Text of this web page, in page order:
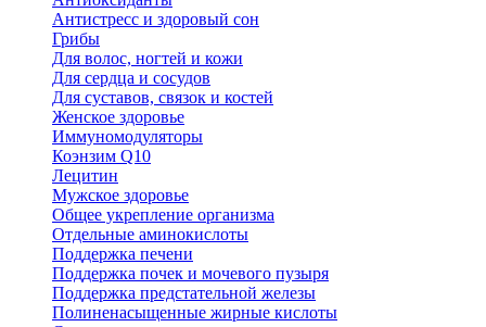
Антистресс и здоровый сон
Грибы
Для волос, ногтей и кожи
Для сердца и сосудов
Для суставов, связок и костей
Женское здоровье
Иммуномодуляторы
Коэнзим Q10
Лецитин
Мужское здоровье
Общее укрепление организма
Отдельные аминокислоты
Поддержка печени
Поддержка почек и мочевого пузыря
Поддержка предстательной железы
Полиненасыщенные жирные кислоты